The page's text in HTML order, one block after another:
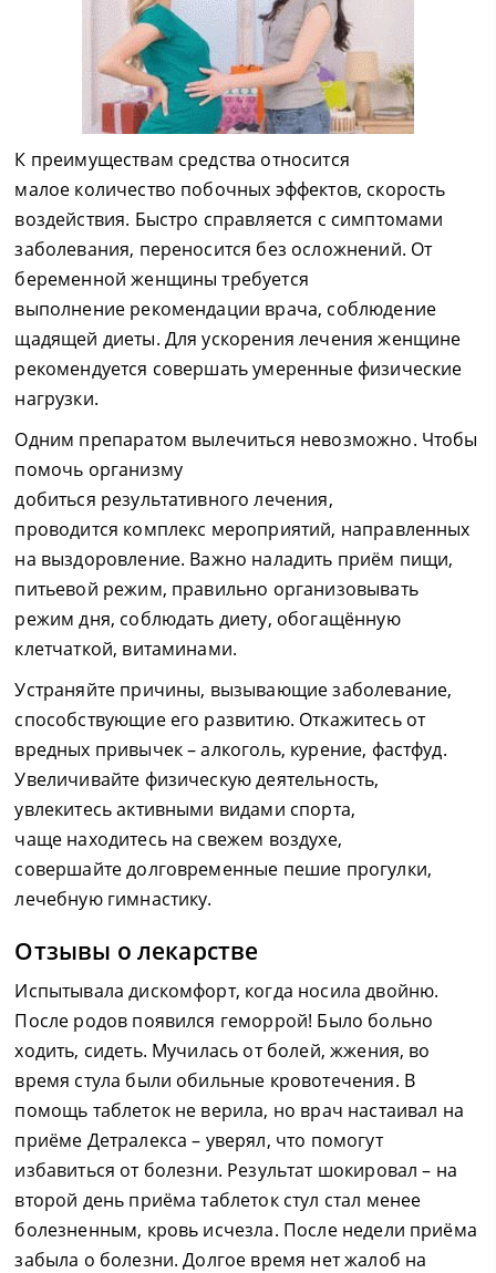
К преимуществам средства относится
малое количество побочных эффектов, скорость
воздействия. Быстро справляется с симптомами
заболевания, переносится без осложнений. От
беременной женщины требуется
выполнение рекомендации врача, соблюдение
щадящей диеты. Для ускорения лечения женщине
рекомендуется совершать умеренные физические
нагрузки.
Одним препаратом вылечиться невозможно. Чтобы
помочь организму
добиться результативного лечения,
проводится комплекс мероприятий, направленных
на выздоровление. Важно наладить приём пищи,
питьевой режим, правильно организовывать
режим дня, соблюдать диету, обогащённую
клетчаткой, витаминами.
Устраняйте причины, вызывающие заболевание,
способствующие его развитию. Откажитесь от
вредных привычек – алкоголь, курение, фастфуд.
Увеличивайте физическую деятельность,
увлекитесь активными видами спорта,
чаще находитесь на свежем воздухе,
совершайте долговременные пешие прогулки,
лечебную гимнастику.
Отзывы о лекарстве
Испытывала дискомфорт, когда носила двойню.
После родов появился геморрой! Было больно
ходить, сидеть. Мучилась от болей, жжения, во
время стула были обильные кровотечения. В
помощь таблеток не верила, но врач настаивал на
приёме Детралекса – уверял, что помогут
избавиться от болезни. Результат шокировал – на
второй день приёма таблеток стул стал менее
болезненным, кровь исчезла. После недели приёма
забыла о болезни. Долгое время нет жалоб на